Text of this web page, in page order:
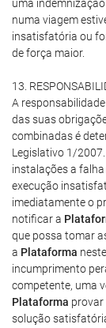
uma
numa viagem
insatisfatória ou
de força maior.
13.
A
das suas
combinadas é
Legislativo 1/
instalações a
execução
imediatamente o
notificar a
que possa tomar
a Plataforma
incumprimento
competente, uma
Plataforma provar
solução